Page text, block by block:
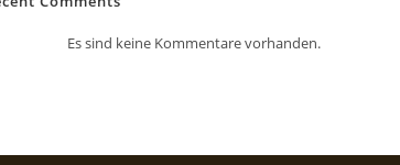
Es sind keine Kommentare vorhanden.